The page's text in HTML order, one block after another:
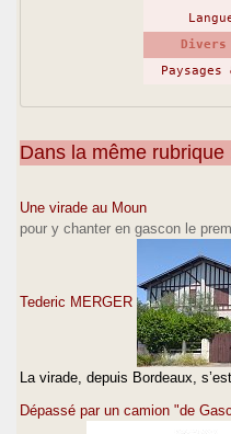
Dans la même rubrique
Une virade au Moun
pour y chanter en gascon le
Tederic MERGER
La virade, depuis Bordeaux,
Dépassé par un camion "de